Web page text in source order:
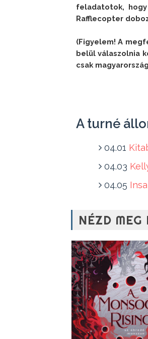
feladatotok,
Rafflecopter
(Figyelem! A
belül válaszolnia
csak
A turné
04.01
04.03
04.05
NÉZD MEG